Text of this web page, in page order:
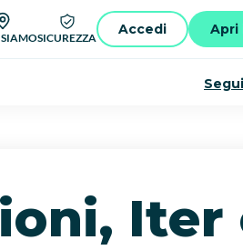
SICUREZZA
Accedi Apri
Iter